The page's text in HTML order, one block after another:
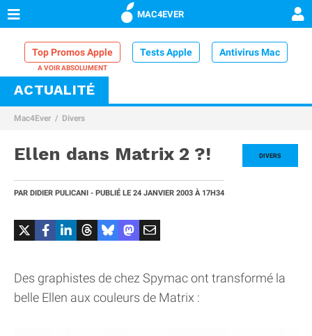
MAC4EVER
Top Promos Apple Tests Apple Antivirus Mac
VPN Mac
Comparatif iPhone
ACTUALITÉ
Mac4Ever Divers
DIVERS
Ellen dans Matrix 2 ?!
PAR DIDIER PULICANI - PUBLIÉ LE 24 JANVIER 2003 À 17H34
Des graphistes de chez Spymac ont transformé la
belle Ellen aux couleurs de Matrix :